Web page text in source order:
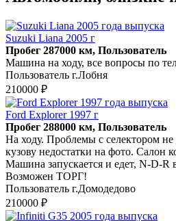
Suzuki Liana 2005 г
Пробег 287000 км, Пользователь
Машина на ходу, все вопросы по
Пользователь г.Лобня
210000 ₽
Ford Explorer 1997 г
Пробег 288000 км, Пользователь
На ходу. Проблемы с селектором
кузову недостатки на фото.
Машина запускается и едет, N-D-R
Возможен ТОРГ!
Пользователь г.Домодедово
210000 ₽